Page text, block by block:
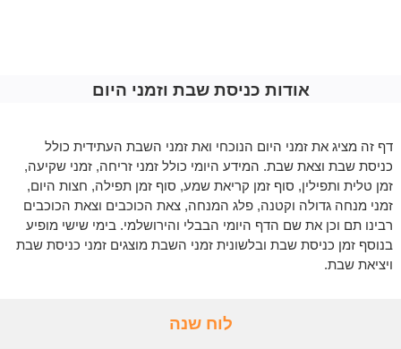
אודות כניסת שבת וזמני היום
דף זה מציג את זמני היום הנוכחי ואת זמני השבת העתידית כולל
כניסת שבת וצאת שבת. המידע היומי כולל זמני זריחה, זמני שקיעה,
זמן טלית ותפילין, סוף זמן קריאת שמע, סוף זמן תפילה, חצות היום,
זמני מנחה גדולה וקטנה, פלג המנחה, צאת הכוכבים וצאת הכוכבים
רבינו תם וכן את שם הדף היומי הבבלי והירושלמי. בימי שישי מופיע
בנוסף זמן כניסת שבת ובלשונית זמני השבת מוצגים זמני כניסת שבת
ויציאת שבת.
לוח שנה